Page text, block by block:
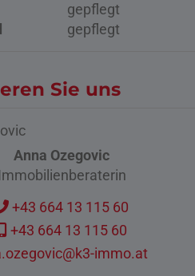
gepflegt
gepflegt
Sie uns
Anna Ozegovic
+43 664 13 115 60
+43 664 13 115 60
immo.at